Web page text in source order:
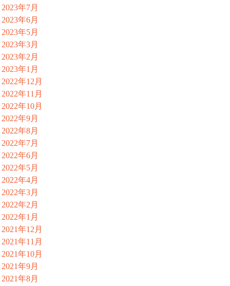
2023年7月
2023年6月
2023年5月
2023年3月
2023年2月
2023年1月
2022年12月
2022年11月
2022年10月
2022年9月
2022年8月
2022年7月
2022年6月
2022年5月
2022年4月
2022年3月
2022年2月
2022年1月
2021年12月
2021年11月
2021年10月
2021年9月
2021年8月